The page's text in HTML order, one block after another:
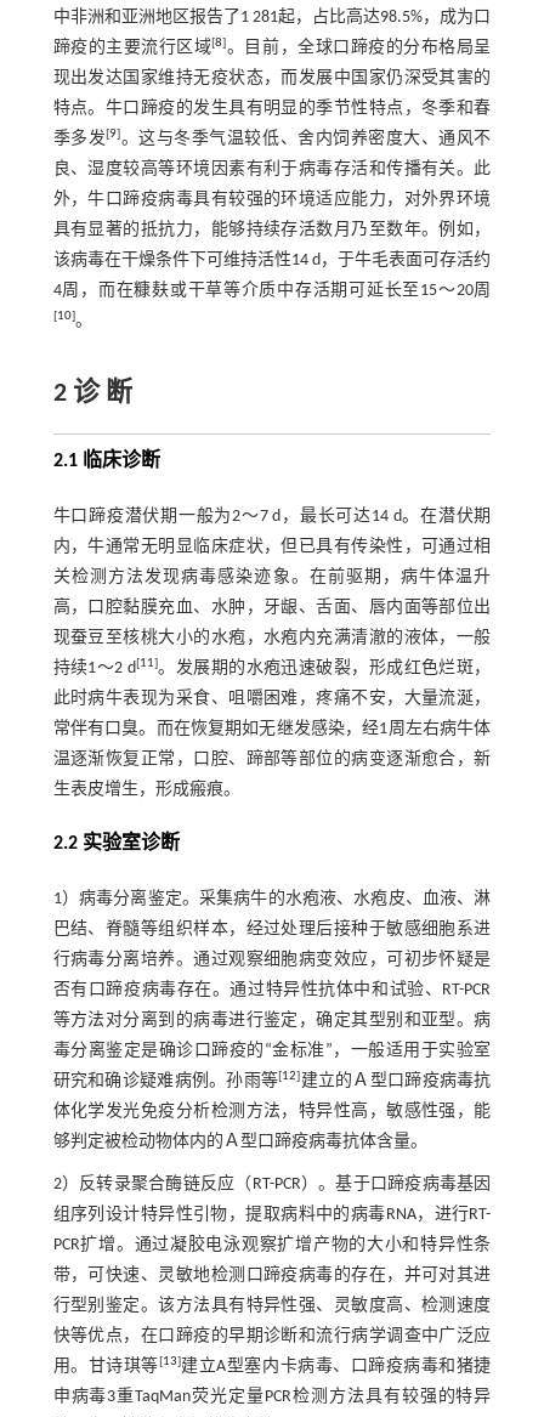
中非洲和亚洲地区报告了1 281起，占比高达98.5%，成为口
蹄疫的主要流行区域[8]。目前，全球口蹄疫的分布格局呈
现出发达国家维持无疫状态，而发展中国家仍深受其害的
特点。牛口蹄疫的发生具有明显的季节性特点，冬季和春
季多发[9]。这与冬季气温较低、舍内饲养密度大、通风不
良、湿度较高等环境因素有利于病毒存活和传播有关。此
外，牛口蹄疫病毒具有较强的环境适应能力，对外界环境
具有显著的抵抗力，能够持续存活数月乃至数年。例如，
该病毒在干燥条件下可维持活性14 d，于牛毛表面可存活约
4周，而在糠麸或干草等介质中存活期可延长至15～20周
[10]。
2 诊 断
2.1 临床诊断
牛口蹄疫潜伏期一般为2～7 d，最长可达14 d。在潜伏期
内，牛通常无明显临床症状，但已具有传染性，可通过相
关检测方法发现病毒感染迹象。在前驱期，病牛体温升
高，口腔黏膜充血、水肿，牙龈、舌面、唇内面等部位出
现蚕豆至核桃大小的水疱，水疱内充满清澈的液体，一般
持续1～2 d[11]。发展期的水疱迅速破裂，形成红色烂斑，
此时病牛表现为采食、咀嚼困难，疼痛不安，大量流涎，
常伴有口臭。而在恢复期如无继发感染，经1周左右病牛体
温逐渐恢复正常，口腔、蹄部等部位的病变逐渐愈合，新
生表皮增生，形成瘢痕。
2.2 实验室诊断
1）病毒分离鉴定。采集病牛的水疱液、水疱皮、血液、淋
巴结、脊髓等组织样本，经过处理后接种于敏感细胞系进
行病毒分离培养。通过观察细胞病变效应，可初步怀疑是
否有口蹄疫病毒存在。通过特异性抗体中和试验、RT-PCR
等方法对分离到的病毒进行鉴定，确定其型别和亚型。病
毒分离鉴定是确诊口蹄疫的“金标准”，一般适用于实验室
研究和确诊疑难病例。孙雨等[12] 建立的Ａ型口蹄疫病毒抗
体化学发光免疫分析检测方法，特异性高，敏感性强，能
够判定被检动物体内的Ａ型口蹄疫病毒抗体含量。
2）反转录聚合酶链反应（RT-PCR）。基于口蹄疫病毒基因
组序列设计特异性引物，提取病料中的病毒RNA，进行RT-
PCR扩增。通过凝胶电泳观察扩增产物的大小和特异性条
带，可快速、灵敏地检测口蹄疫病毒的存在，并可对其进
行型别鉴定。该方法具有特异性强、灵敏度高、检测速度
快等优点，在口蹄疫的早期诊断和流行病学调查中广泛应
用。甘诗琪等[13]建立A型塞内卡病毒、口蹄疫病毒和猪捷
申病毒3重TaqMan荧光定量PCR检测方法具有较强的特异